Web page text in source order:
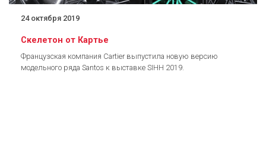
24 октября 2019
Скелетон от Картье
Французская компания Cartier выпустила новую версию
модельного ряда Santos к выставке SIHH 2019.